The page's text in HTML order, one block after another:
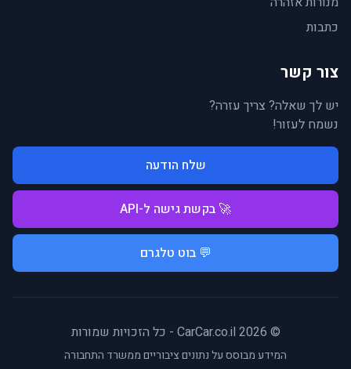
כתבות
צור קשר
יש לך שאלה? צריך עזרה?
נשמח לעזור!
שלח הודעה
🚀 בקשת גישה ל-API
💬 בוט טלגרם
© 2026 CarCar.co.il - כל הזכויות שמורות
המידע מבוסס על נתונים ציבוריים ממשרד התחבורה